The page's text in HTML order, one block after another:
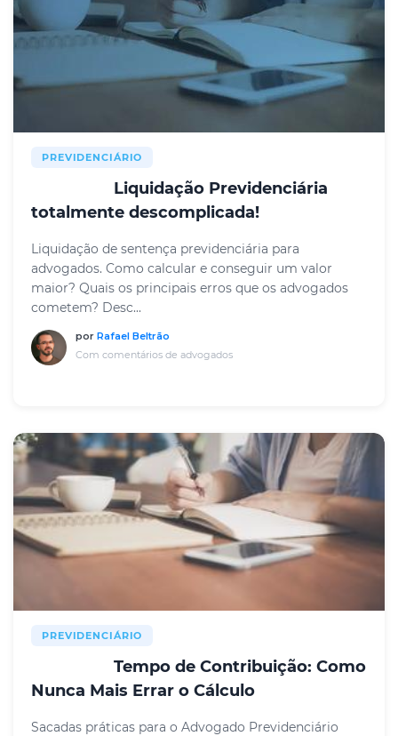
PREVIDENCIÁRIO
Liquidação Previdenciária
totalmente descomplicada!
Liquidação de sentença previdenciária para
advogados. Como calcular e conseguir um valor
maior? Quais os principais erros que os advogados
cometem? Desc...
por Rafael Beltrão
Com comentários de advogados
PREVIDENCIÁRIO
Tempo de Contribuição: Como
Nunca Mais Errar o Cálculo
Sacadas práticas para o Advogado Previdenciário